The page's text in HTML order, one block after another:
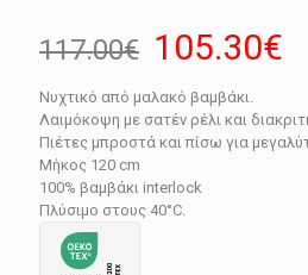
117.00€ Original
price
was:
117.00€.
105.30€
Νυχτικό από μαλακό βαμβάκι.
Λαιμόκοψη με σατέν ρέλι και
Πιέτες μπροστά και πίσω για
Μήκος 120 cm
100% βαμβάκι interlock
Πλύσιμο στους 40°C.